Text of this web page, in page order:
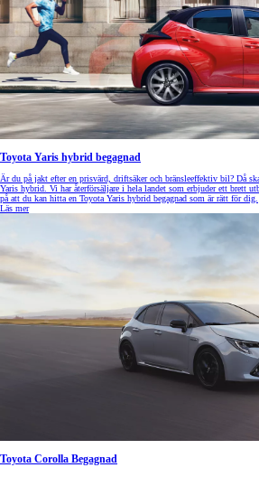
Toyota Yaris hybrid begagnad
Är du på jakt efter en prisvärd, driftsäker och bränsleeffektiv bil? Då
Yaris hybrid. Vi har återförsäljare i hela landet som erbjuder ett brett
på att du kan hitta en Toyota Yaris hybrid begagnad som är rätt för dig.
Läs mer
Toyota Corolla Begagnad